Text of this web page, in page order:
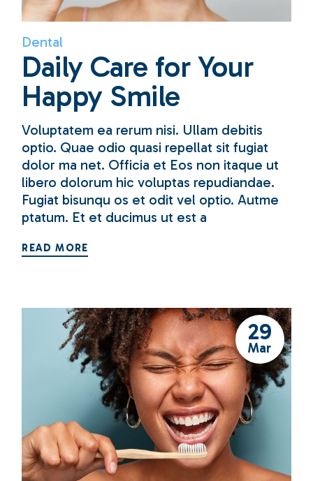
Dental
Daily Care for Your
Happy Smile
Voluptatem ea rerum nisi. Ullam debitis
optio. Quae odio quasi repellat sit fugiat
dolor ma net. Officia et Eos non itaque ut
libero dolorum hic voluptas repudiandae.
Fugiat bisunqu os et odit vel optio. Autme
ptatum. Et et ducimus ut est a
READ MORE
29
Mar